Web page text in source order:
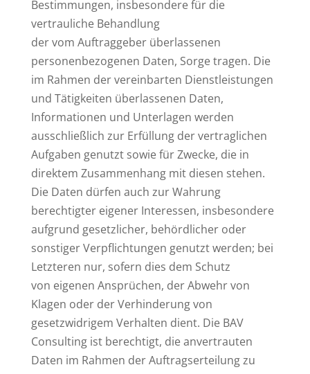
Bestimmungen, insbesondere für die
vertrauliche Behandlung
der vom Auftraggeber überlassenen
personenbezogenen Daten, Sorge tragen. Die
im Rahmen der vereinbarten Dienstleistungen
und Tätigkeiten überlassenen Daten,
Informationen und Unterlagen werden
ausschließlich zur Erfüllung der vertraglichen
Aufgaben genutzt sowie für Zwecke, die in
direktem Zusammenhang mit diesen stehen.
Die Daten dürfen auch zur Wahrung
berechtigter eigener Interessen, insbesondere
aufgrund gesetzlicher, behördlicher oder
sonstiger Verpflichtungen genutzt werden; bei
Letzteren nur, sofern dies dem Schutz
von eigenen Ansprüchen, der Abwehr von
Klagen oder der Verhinderung von
gesetzwidrigem Verhalten dient. Die BAV
Consulting ist berechtigt, die anvertrauten
Daten im Rahmen der Auftragserteilung zu